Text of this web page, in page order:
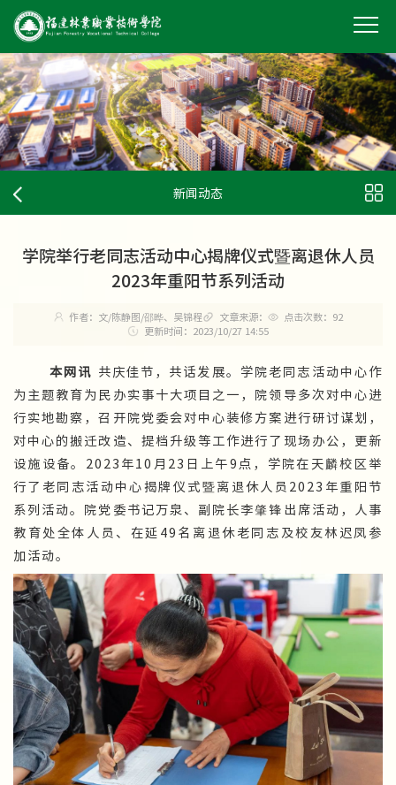
新闻动态
学院举行老同志活动中心揭牌仪式暨离退休人员
2023年重阳节系列活动
作者：文/陈静图/邵晔、吴锦程 文章来源： 点击次数： 92
更新时间：2023/10/27 14:55
本网讯 共庆佳节，共话发展。学院老同志活动中心作
为主题教育为民办实事十大项目之一，院领导多次对中心进
行实地勘察，召开院党委会对中心装修方案进行研讨谋划，
对中心的搬迁改造、提档升级等工作进行了现场办公，更新
设施设备。2023年10月23日上午9点，学院在天麟校区举
行了老同志活动中心揭牌仪式暨离退休人员2023年重阳节
系列活动。院党委书记万泉、副院长李肇锋出席活动，人事
教育处全体人员、在延49名离退休老同志及校友林迟凤参
加活动。